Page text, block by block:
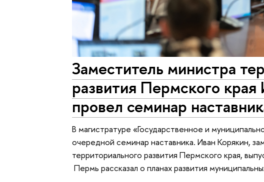
Заместитель министра
развития Пермского
провел семинар
В магистратуре «Государственное и
очередной семинар наставника. Иван Корякин,
территориального развития Пермского края,
Пермь рассказал о планах развития